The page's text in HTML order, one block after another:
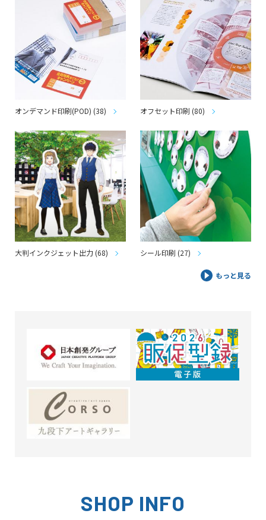
オンデマンド印刷(POD) (38) オフセット印刷 (80)
大判インクジェット出力 (68) シール印刷 (27)
もっと見る
SHOP INFO